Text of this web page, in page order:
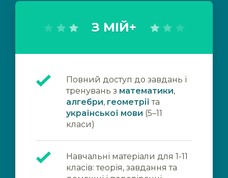
З МІЙ+
Повний доступ до завдань і
тренувань з математики,
алгебри, геометрії та
української мови (5–11
класи)
Навчальні матеріали для 1-11
класів: теорія, завдання та